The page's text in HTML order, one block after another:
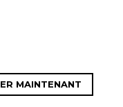
MAINTENANT